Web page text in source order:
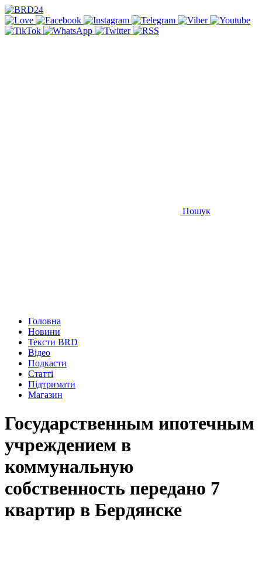
Пошук
Головна
Новини
Тексти BRD
Відео
Подкасти
Статті
Підтримати
Магазин
Государственным ипотечным
учреждением в
коммунальную
собственность передано 7
квартир в Бердянске